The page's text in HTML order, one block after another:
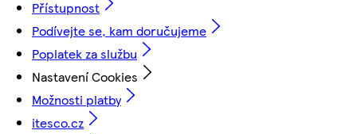
Přístupnost
Podívejte se, kam doručujeme
Poplatek za službu
Nastavení Cookies
Možnosti platby
itesco.cz